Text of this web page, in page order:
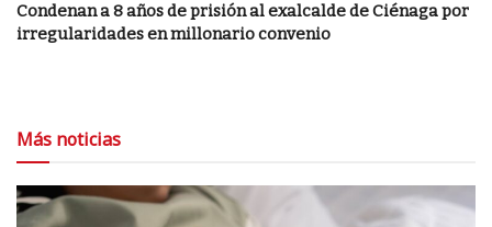
Condenan a 8 años de prisión al exalcalde de Ciénaga por
irregularidades en millonario convenio
Más noticias